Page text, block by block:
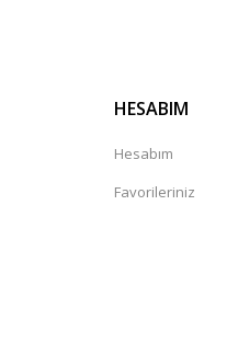
HESABIM
Hesabım
Favorileriniz